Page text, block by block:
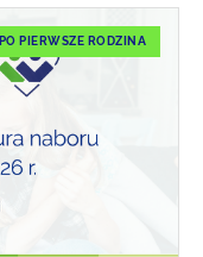
PO PIERWSZE RODZINA